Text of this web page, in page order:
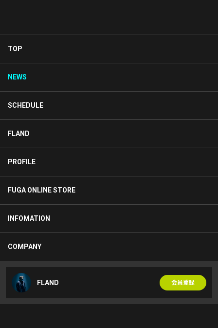
TOP
NEWS
SCHEDULE
FLAND
PROFILE
FUGA ONLINE STORE
INFOMATION
COMPANY
FLAND 会員登録